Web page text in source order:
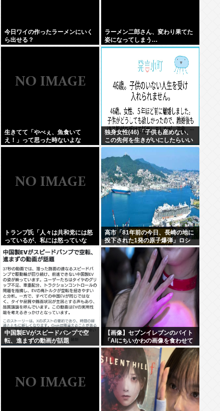
今日ワイの作ったラーメンにいく
ら出せる？
ラーメン二郎さん、変わり果てた
姿になってしまう…
生きてて「やべぇ、魚食いて
え！」って思った時ないよな
独身女性(46)「子供も産めない、
この先何を生きがいにしたらいい
の？」
トランプ氏「人々は共和党には怒
っているが、私には怒っていな
い」
高市「81年前の今日、長崎の地に
投下された1発の原子爆弾」ロシ
ア「待って。《誰が》落とした
の？ねぇ、なんでそこ伏せる
中国製EVがスピードバンプで空
転、進まずの動画が話題
【画像】セブンイレブンのバイト
「AIにちいかわの画像を食わせて
っと…できた！」⇒！